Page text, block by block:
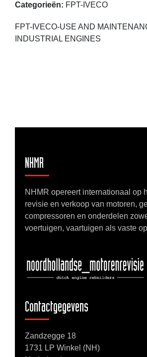
FPT-IVECO-USE AND
INDUSTRIAL ENGINES
Categorieën: FPT-IVECO
NHMR
NHMR opereert internationaal op
revisie en verkoop van motoren,
compressoren en onderdelen
voertuigen, vaartuigen als vaste
Contactgegevens
Zandzegge 18
1731 LP Winkel (NH)